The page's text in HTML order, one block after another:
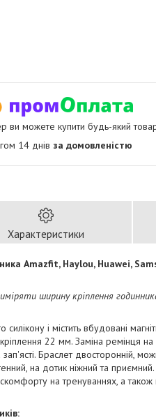
ви можете купити будь-який
14 днів за домовленістю
Характеристики
Amazfit, Haylou, Huawei,
ширину кріплення
і містить вбудовані
22 мм. Заміна ремінця на
Браслет двосторонній,
на дотик ніжний та
на тренуваннях, а